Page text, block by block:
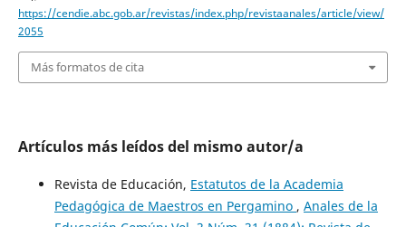
https://cendie.abc.gob.ar/revistas/index.php/revistaanales/article/view/
2055
Más formatos de cita
Artículos más leídos del mismo autor/a
Revista de Educación, Estatutos de la Academia
Pedagógica de Maestros en Pergamino , Anales de la